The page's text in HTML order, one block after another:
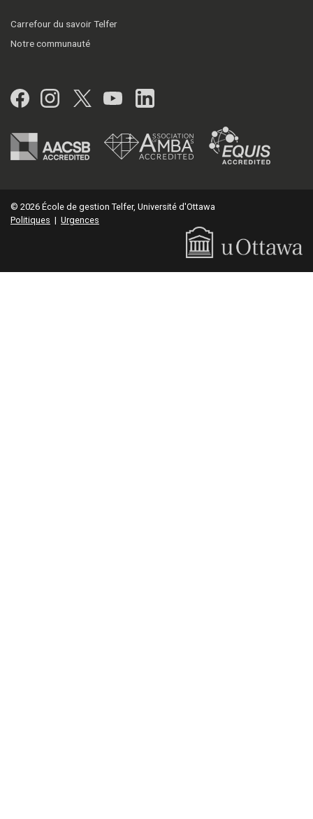
Carrefour du savoir Telfer
Notre communauté
Facebook
Instagram
Twitter
YouTubeLinkedIn
© 2026 École de gestion Telfer, Université d'Ottawa
Politiques | Urgences